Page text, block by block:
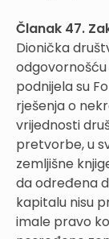
Članak 47.
Dionička
podnijela su
rješenja o
vrijednosti
pretvorbe, u
zemljišne
da određena
kapitalu nisu
imale pravo